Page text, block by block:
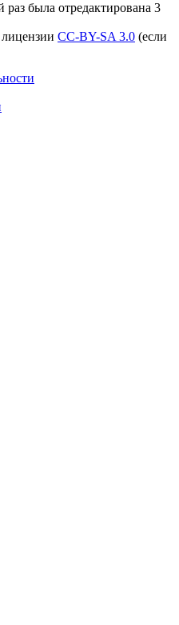
была отредактирована 3
CC-BY-SA 3.0 (если